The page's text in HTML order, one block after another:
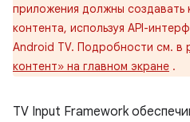
приложения должны создавать
контента, используя API-
Android TV. Подробности см. в
контент» на главном экране .
TV Input Framework